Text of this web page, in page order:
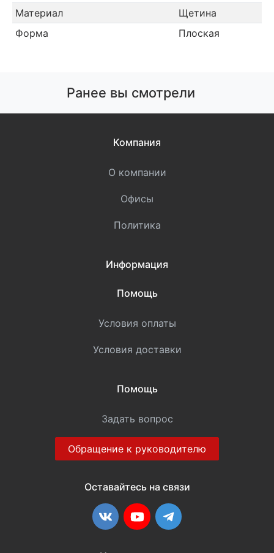
Материал
Щетина
Форма
Плоская
Ранее вы смотрели
Компания
О компании
Офисы
Политика
Информация
Помощь
Условия оплаты
Условия доставки
Помощь
Задать вопрос
Обращение к руководителю
Оставайтесь на связи
ВКонтакте
YouTubeTelegram